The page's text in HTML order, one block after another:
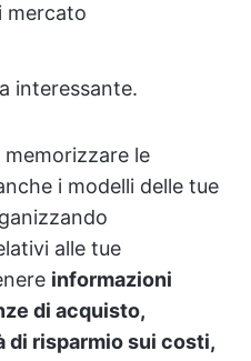
mercato
interessante.
le
i modelli delle tue
alle tue
informazioni
di acquisto,
risparmio sui costi,